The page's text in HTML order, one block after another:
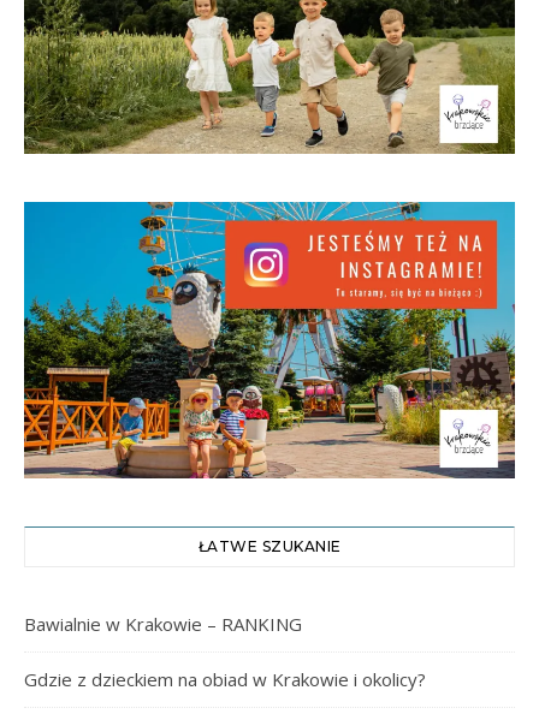
ŁATWE SZUKANIE
Bawialnie w Krakowie – RANKING
Gdzie z dzieckiem na obiad w Krakowie i okolicy?